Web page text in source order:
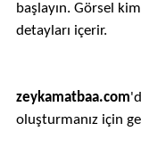
başlayın. Görsel
detayları içerir.
zeykamatbaa.com
oluşturmanız için